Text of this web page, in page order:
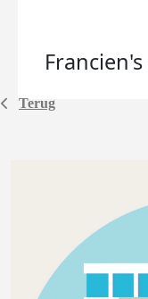
Terug
Francien's